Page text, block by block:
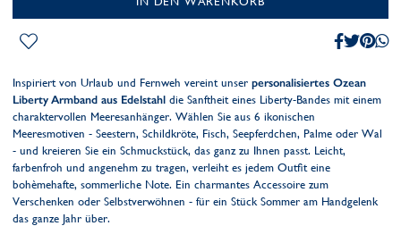
Inspiriert von Urlaub und Fernweh vereint unser personalisiertes Ozean
Liberty Armband aus Edelstahl die Sanftheit eines Liberty-Bandes mit einem
charaktervollen Meeresanhänger. Wählen Sie aus 6 ikonischen
Meeresmotiven - Seestern, Schildkröte, Fisch, Seepferdchen, Palme oder Wal
- und kreieren Sie ein Schmuckstück, das ganz zu Ihnen passt. Leicht,
farbenfroh und angenehm zu tragen, verleiht es jedem Outfit eine
bohèmehafte, sommerliche Note. Ein charmantes Accessoire zum
Verschenken oder Selbstverwöhnen - für ein Stück Sommer am Handgelenk
das ganze Jahr über.